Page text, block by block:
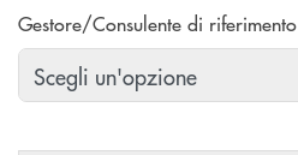
Gestore/Consulente di riferimento